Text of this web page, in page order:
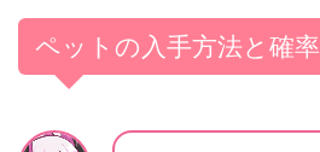
ペットの入手方法と確率